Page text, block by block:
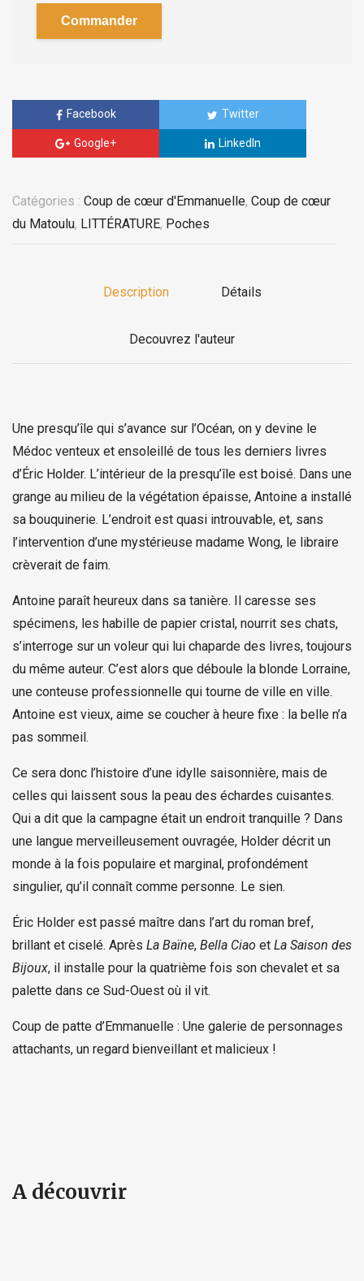
Commander
Facebook Twitter
Google+ LinkedIn
Catégories : Coup de cœur d'Emmanuelle, Coup de cœur
du Matoulu, LITTÉRATURE, Poches
Description Détails
Decouvrez l'auteur
Une presqu’île qui s’avance sur l’Océan, on y devine le
Médoc venteux et ensoleillé de tous les derniers livres
d’Éric Holder. L’intérieur de la presqu’île est boisé. Dans une
grange au milieu de la végétation épaisse, Antoine a installé
sa bouquinerie. L’endroit est quasi introuvable, et, sans
l’intervention d’une mystérieuse madame Wong, le libraire
crèverait de faim.
Antoine paraît heureux dans sa tanière. Il caresse ses
spécimens, les habille de papier cristal, nourrit ses chats,
s’interroge sur un voleur qui lui chaparde des livres, toujours
du même auteur. C’est alors que déboule la blonde Lorraine,
une conteuse professionnelle qui tourne de ville en ville.
Antoine est vieux, aime se coucher à heure fixe : la belle n’a
pas sommeil.
Ce sera donc l’histoire d’une idylle saisonnière, mais de
celles qui laissent sous la peau des échardes cuisantes.
Qui a dit que la campagne était un endroit tranquille ? Dans
une langue merveilleusement ouvragée, Holder décrit un
monde à la fois populaire et marginal, profondément
singulier, qu’il connaît comme personne. Le sien.
Éric Holder est passé maître dans l’art du roman bref,
brillant et ciselé. Après La Baïne, Bella Ciao et La Saison des
Bijoux, il installe pour la quatrième fois son chevalet et sa
palette dans ce Sud-Ouest où il vit.
Coup de patte d’Emmanuelle : Une galerie de personnages
attachants, un regard bienveillant et malicieux !
A découvrir